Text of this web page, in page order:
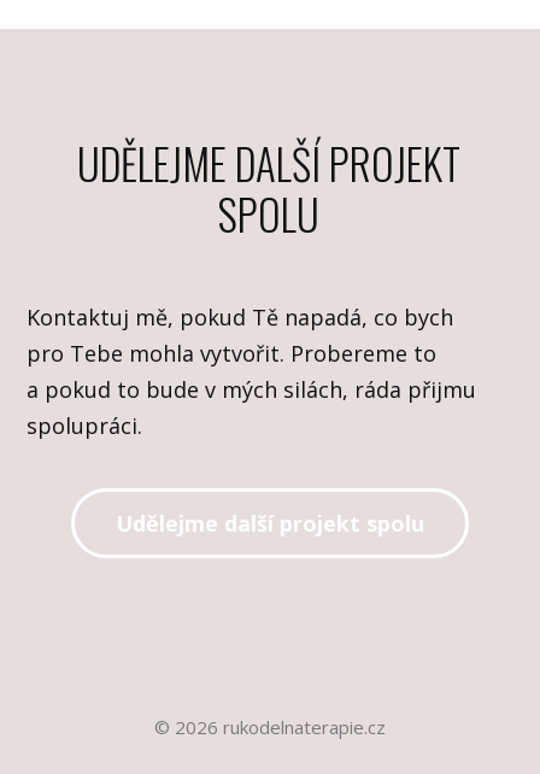
UDĚLEJME DALŠÍ PROJEKT
SPOLU
Kontaktuj mě, pokud Tě napadá, co bych
pro Tebe mohla vytvořit. Probereme to
a pokud to bude v mých silách, ráda přijmu
spolupráci.
Udělejme další projekt spolu
© 2026 rukodelnaterapie.cz